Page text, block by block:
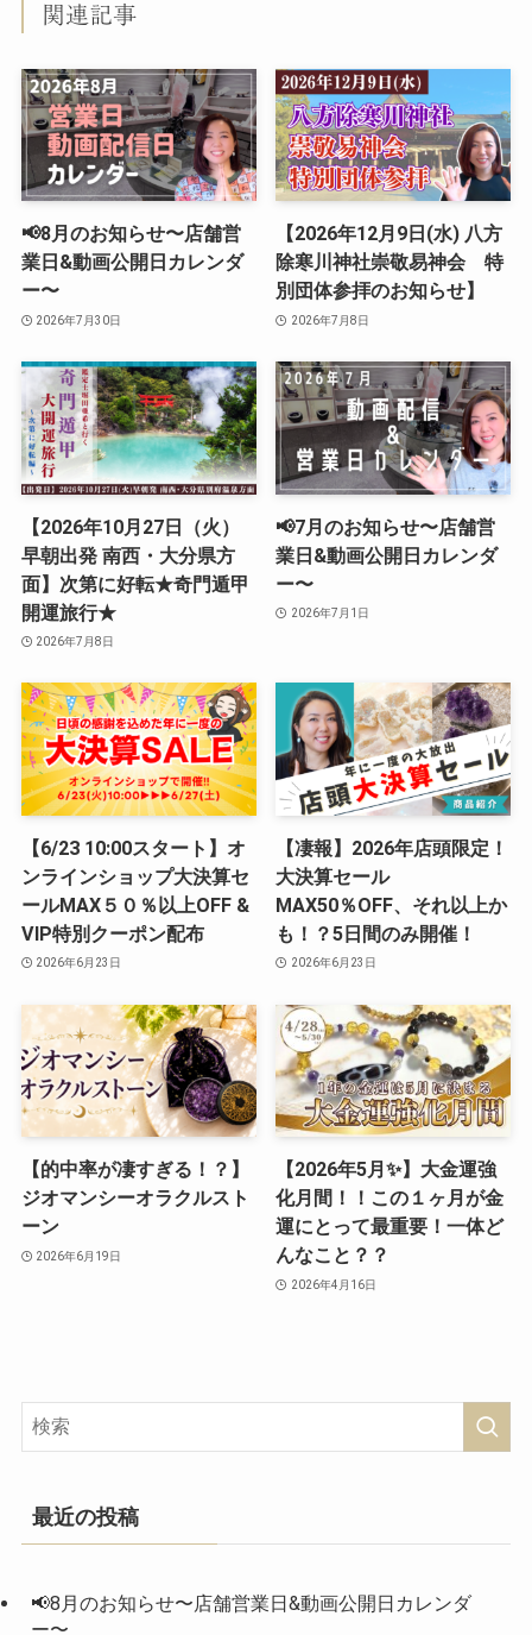
関連記事
📢8月のお知らせ〜店舗営
業日&動画公開日カレンダ
ー〜
2026年7月30日
【2026年12月9日(水) 八方
除寒川神社崇敬易神会 特
別団体参拝のお知らせ】
2026年7月8日
【2026年10月27日（火）
早朝出発 南西・大分県方
面】次第に好転★奇門遁甲
開運旅行★
2026年7月8日
📢7月のお知らせ〜店舗営
業日&動画公開日カレンダ
ー〜
2026年7月1日
【6/23 10:00スタート】オ
ンラインショップ大決算セ
ールMAX５０％以上OFF &
VIP特別クーポン配布
2026年6月23日
【凄報】2026年店頭限定！
大決算セール
MAX50％OFF、それ以上か
も！？5日間のみ開催！
2026年6月23日
【的中率が凄すぎる！？】
ジオマンシーオラクルスト
ーン
2026年6月19日
【2026年5月✨】大金運強
化月間！！この１ヶ月が金
運にとって最重要！一体ど
んなこと？？
2026年4月16日
最近の投稿
📢8月のお知らせ〜店舗営業日&動画公開日カレンダ
ー〜